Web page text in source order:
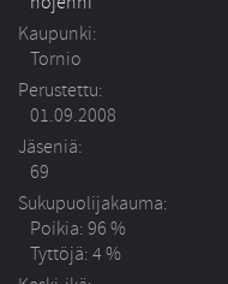
Kaupunki:
Tornio
Perustettu:
01.09.2008
Jäseniä:
69
Sukupuolijakauma:
Poikia: 96 %
Tyttöjä: 4 %